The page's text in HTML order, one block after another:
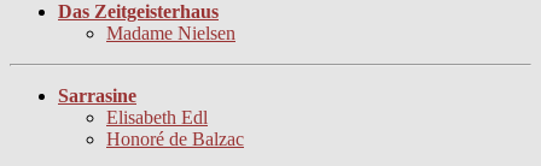
Das Zeitgeisterhaus
Madame Nielsen
Sarrasine
Elisabeth Edl
Honoré de Balzac